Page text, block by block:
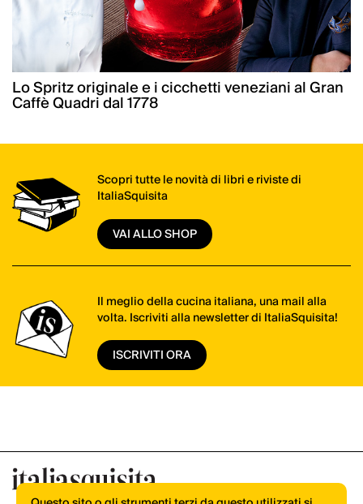
Lo Spritz originale e i cicchetti veneziani al Gran
Caffè Quadri dal 1778
Scopri tutte le novità di libri e riviste di
ItaliaSquisita
VAI ALLO SHOP
Il meglio della cucina italiana, una mail alla
volta. Iscriviti alla newsletter di ItaliaSquisita!
ISCRIVITI ORA